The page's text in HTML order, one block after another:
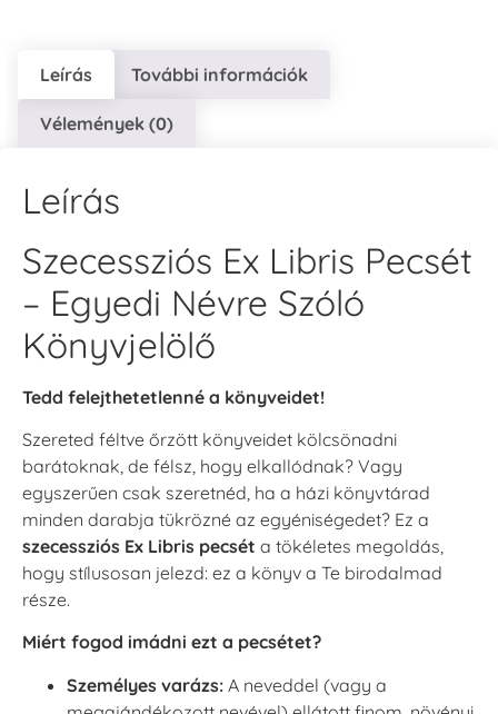
Leírás További információk
Vélemények (0)
Leírás
Szecessziós Ex Libris Pecsét
– Egyedi Névre Szóló
Könyvjelölő
Tedd felejthetetlenné a könyveidet!
Szereted féltve őrzött könyveidet kölcsönadni
barátoknak, de félsz, hogy elkallódnak? Vagy
egyszerűen csak szeretnéd, ha a házi könyvtárad
minden darabja tükrözné az egyéniségedet? Ez a
szecessziós Ex Libris pecsét a tökéletes megoldás,
hogy stílusosan jelezd: ez a könyv a Te birodalmad
része.
Miért fogod imádni ezt a pecsétet?
Személyes varázs: A neveddel (vagy a